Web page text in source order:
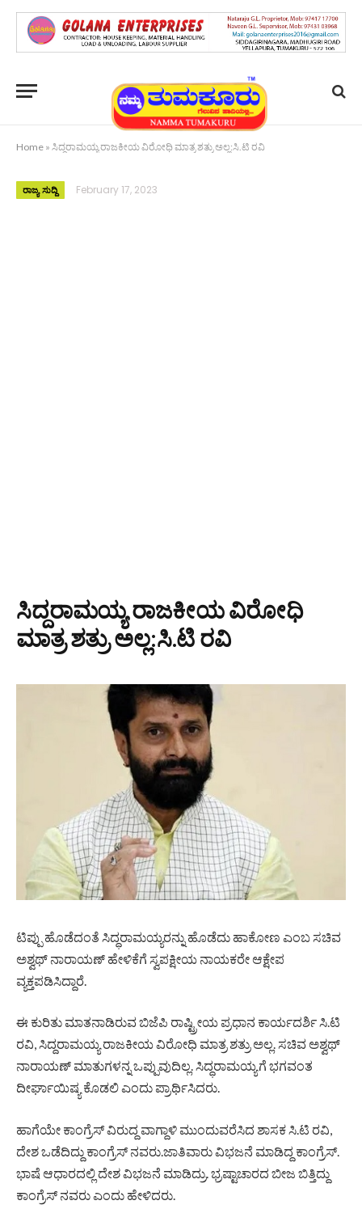
Home » ಸಿದ್ದರಾಮಯ್ಯ ರಾಜಕೀಯ ವಿರೋಧಿ ಮಾತ್ರ ಶತ್ರು ಅಲ್ಲ:ಸಿ.ಟಿ ರವಿ
ರಾಜ್ಯ ಸುದ್ದಿ February 17, 2023
ಸಿದ್ದರಾಮಯ್ಯ ರಾಜಕೀಯ ವಿರೋಧಿ
ಮಾತ್ರ ಶತ್ರು ಅಲ್ಲ:ಸಿ.ಟಿ ರವಿ
ಟಿಪ್ಪು ಹೊಡೆದಂತೆ ಸಿದ್ಧರಾಮಯ್ಯರನ್ನು ಹೊಡೆದು ಹಾಕೋಣ ಎಂಬ ಸಚಿವ
ಅಶ್ವಥ್ ನಾರಾಯಣ್ ಹೇಳಿಕೆಗೆ ಸ್ವಪಕ್ಷೀಯ ನಾಯಕರೇ ಆಕ್ಷೇಪ
ವ್ಯಕ್ತಪಡಿಸಿದ್ದಾರೆ.
ಈ ಕುರಿತು ಮಾತನಾಡಿರುವ ಬಿಜೆಪಿ ರಾಷ್ಟ್ರೀಯ ಪ್ರಧಾನ ಕಾರ್ಯದರ್ಶಿ ಸಿ.ಟಿ
ರವಿ, ಸಿದ್ದರಾಮಯ್ಯ ರಾಜಕೀಯ ವಿರೋಧಿ ಮಾತ್ರ ಶತ್ರು ಅಲ್ಲ. ಸಚಿವ ಅಶ್ವಥ್
ನಾರಾಯಣ್ ಮಾತುಗಳನ್ನ ಒಪ್ಪುವುದಿಲ್ಲ. ಸಿದ್ಧರಾಮಯ್ಯಗೆ ಭಗವಂತ
ದೀರ್ಘಾಯಿಷ್ಯ ಕೊಡಲಿ ಎಂದು ಪ್ರಾರ್ಥಿಸಿದರು.
ಹಾಗೆಯೇ ಕಾಂಗ್ರೆಸ್ ವಿರುದ್ದ ವಾಗ್ದಾಳಿ ಮುಂದುವರೆಸಿದ ಶಾಸಕ ಸಿ.ಟಿ ರವಿ,
ದೇಶ ಒಡೆದಿದ್ದು ಕಾಂಗ್ರೆಸ್ ನವರು.ಜಾತಿವಾರು ವಿಭಜನೆ ಮಾಡಿದ್ದ ಕಾಂಗ್ರೆಸ್.
ಭಾಷೆ ಆಧಾರದಲ್ಲಿ ದೇಶ ವಿಭಜನೆ ಮಾಡಿದ್ರು. ಭ‍್ರಷ್ಟಾಚಾರದ ಬೀಜ ಬಿತ್ತಿದ್ದು
ಕಾಂಗ್ರೆಸ್ ನವರು ಎಂದು ಹೇಳಿದರು.